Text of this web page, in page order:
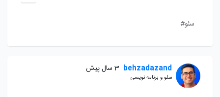
سئو#
behzadazand 3 سال پیش
سئو و برنامه نویسی